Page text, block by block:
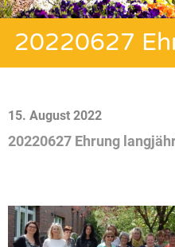
20220627
15. August 2022
20220627 Ehrung